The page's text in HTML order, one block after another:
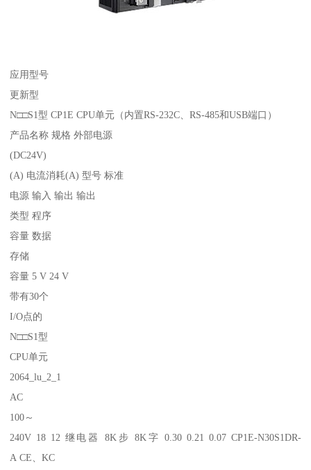
应用型号
更新型
N□□S1型 CP1E CPU单元（内置RS-232C、RS-485和USB端口）
产品名称 规格 外部电源
(DC24V)
(A) 电流消耗(A) 型号 标准
电源 输入 输出 输出
类型 程序
容量 数据
存储
容量 5 V 24 V
带有30个
I/O点的
N□□S1型
CPU单元
2064_lu_2_1
AC
100～
240V 18 12 继电器 8K步 8K字 0.30 0.21 0.07 CP1E-N30S1DR-
A CE、KC